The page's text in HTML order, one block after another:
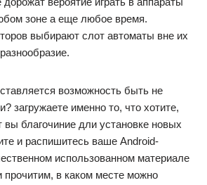
зоне а еще любое время.
выбирают слот автоматы вне их
возможность быть не
загружаете именно то, что хотите,
вы благочиние дли установке новых
и распишитесь ваше Android-
использованном материале
прочитим, в каком месте можно